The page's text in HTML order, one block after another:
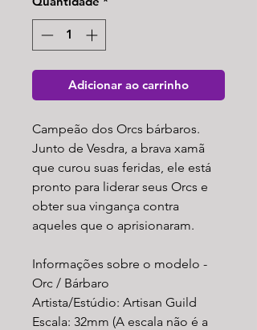
Adicionar ao carrinho
Campeão dos Orcs bárbaros.
Junto de Vesdra, a brava xamã
que curou suas feridas, ele está
pronto para liderar seus Orcs e
obter sua vingança contra
aqueles que o aprisionaram.
Informações sobre o modelo -
Orc / Bárbaro
Artista/Estúdio: Artisan Guild
Escala: 32mm (A escala não é a